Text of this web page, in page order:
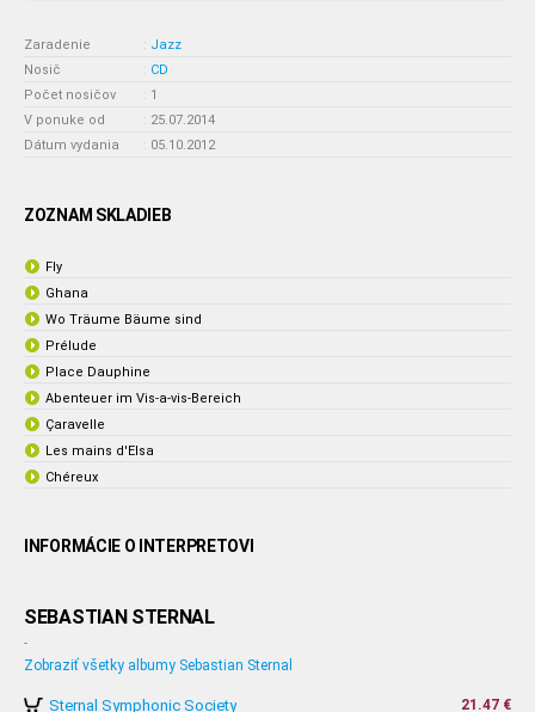
Zaradenie : Jazz
Nosič
: CD
Počet nosičov
: 1
V ponuke od
: 25.07.2014
Dátum vydania
: 05.10.2012
ZOZNAM SKLADIEB
Fly
Ghana
Wo Träume Bäume sind
Prélude
Place Dauphine
Abenteuer im Vis-a-vis-Bereich
Çaravelle
Les mains d'Elsa
Chéreux
INFORMÁCIE O INTERPRETOVI
SEBASTIAN STERNAL
-
Zobraziť všetky albumy Sebastian Sternal
Sternal Symphonic Society 21.47 €